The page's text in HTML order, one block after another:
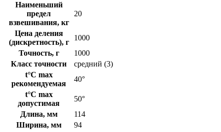
Наименьший
предел
взвешивания, кг
20
Цена деления
(дискретность), г
1000
Точность, г
1000
Класс точности
средний (3)
t°C max
рекомендуемая
40°
t°C max
допустимая
50°
Длина, мм
114
Ширина, мм
94